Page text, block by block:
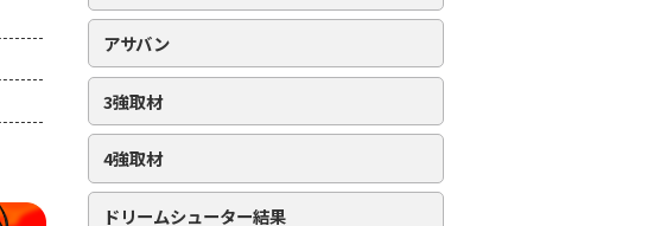
アサバン
3強取材
4強取材
ドリームシューター結果